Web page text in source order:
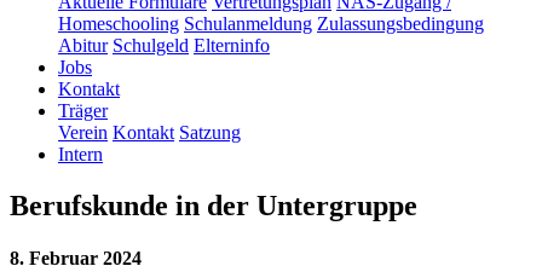
Homeschooling Schulanmeldung Zulassungsbedingung
Abitur Schulgeld Elterninfo
Jobs
Kontakt
Träger
Verein Kontakt Satzung
Intern
Berufskunde in der Untergruppe
8. Februar 2024